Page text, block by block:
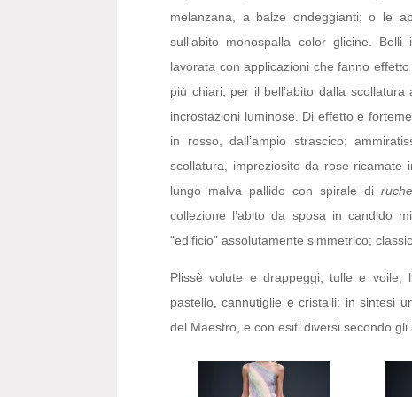
melanzana, a balze ondeggianti; o le
sull’abito monospalla color glicine.
lavorata con applicazioni che fanno
più chiari, per il bell’abito dalla
incrostazioni luminose. Di effetto e
in rosso, dall’ampio strascico;
scollatura, impreziosito da rose ricamate
lungo malva pallido con spirale diruche
collezione l’abito da sposa in candido
“edificio” assolutamente simmetrico;
Plissè volute e drappeggi, tulle e voile;
pastello, cannutiglie e cristalli: in sintesi
del Maestro, e con esiti diversi secondo gli